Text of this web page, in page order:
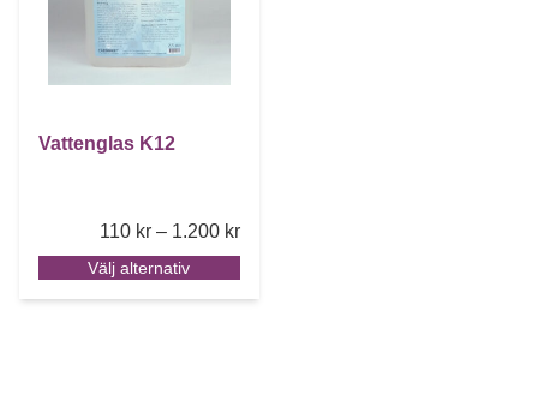
Vattenglas K12
110 kr – 1.200 krPrice range: 110 kr through 1.200
Välj alternativ